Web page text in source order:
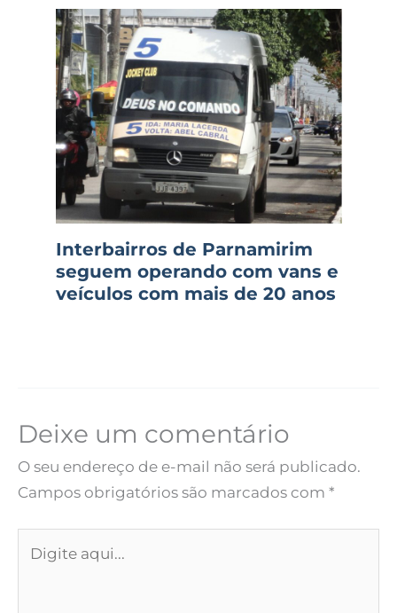
Interbairros de Parnamirim
seguem operando com vans e
veículos com mais de 20 anos
Deixe um comentário
O seu endereço de e-mail não será publicado.
Campos obrigatórios são marcados com *
aqui...